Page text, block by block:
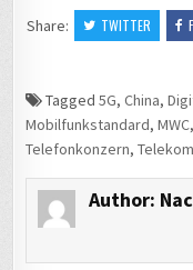
Share:
TWITTER
Tagged5G,China,
Mobilfunkstandard,MWC
Telefonkonzern,
Author: